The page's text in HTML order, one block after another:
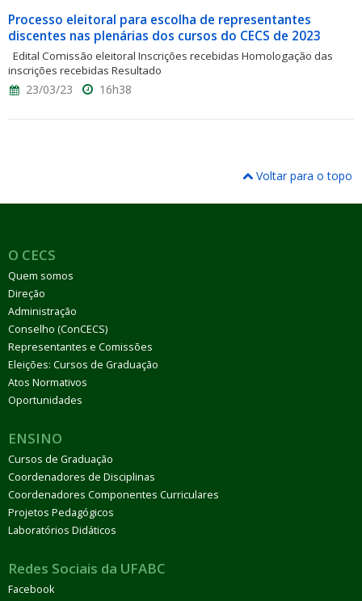
Processo eleitoral para escolha de representantes
discentes nas plenárias dos cursos do CECS de 2023
Edital Comissão eleitoral Inscrições recebidas Homologação das
inscrições recebidas Resultado
23/03/23 16h38
Voltar para o topo
O CECS
Quem somos
Direção
Administração
Conselho (ConCECS)
Representantes e Comissões
Eleições: Cursos de Graduação
Atos Normativos
Oportunidades
ENSINO
Cursos de Graduação
Coordenadores de Disciplinas
Coordenadores Componentes Curriculares
Projetos Pedagógicos
Laboratórios Didáticos
Redes Sociais da UFABC
Facebook